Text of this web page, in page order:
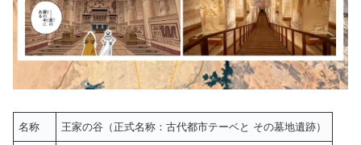
名称 王家の谷（正式名称：古代都市テーベと その墓地遺跡）